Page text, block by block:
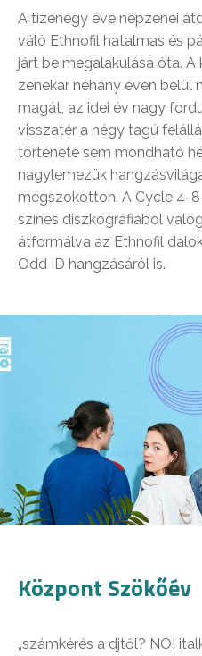
A tizenegy éve népzenei
váló Ethnofil hatalmas és
járt be megalakulása óta.
zenekar néhány éven
magát, az idei év nagy
visszatér a négy tagú
története sem mondható
nagylemezük
megszokotton. A Cycle 4-
színes diszkográfiából
átformálva az Ethnofil
Odd ID hangzásáról is.
Központ Szökőév
„számkérés a djtől? NO!